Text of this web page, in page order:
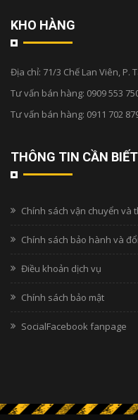
KHO HÀNG
Địa chỉ: 71/3 Chế Lan Viên, P.
Tư vấn bán hàng: 0909 553
Tư vấn bán hàng: 0911 702
THÔNG TIN CẦN BIẾT
Chính sách vận chuyển và
Chính sách bảo hành và
Điều khoản dịch vụ
Chính sách bảo mật
SocialFacebook fanpage